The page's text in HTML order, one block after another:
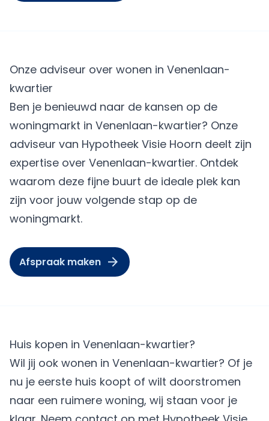
Onze adviseur over wonen in Venenlaan-
kwartier
Ben je benieuwd naar de kansen op de
woningmarkt in Venenlaan-kwartier? Onze
adviseur van Hypotheek Visie Hoorn deelt zijn
expertise over Venenlaan-kwartier. Ontdek
waarom deze fijne buurt de ideale plek kan
zijn voor jouw volgende stap op de
woningmarkt.
Afspraak maken
Huis kopen in Venenlaan-kwartier?
Wil jij ook wonen in Venenlaan-kwartier? Of je
nu je eerste huis koopt of wilt doorstromen
naar een ruimere woning, wij staan voor je